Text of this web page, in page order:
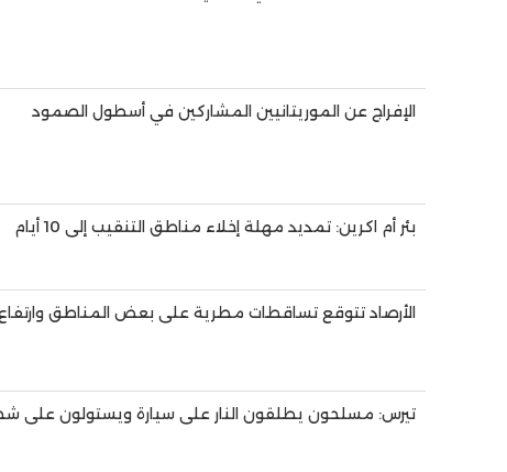
الإفراج عن الموريتانيين المشاركين في أسطول الصمود
بئر أم اكرين: تمديد مهلة إخلاء مناطق التنقيب إلى 10 أيام
الأرصاد تتوقع تساقطات مطرية على بعض المناطق وارتفاع
تيرس: مسلحون يطلقون النار على سيارة ويستولون على